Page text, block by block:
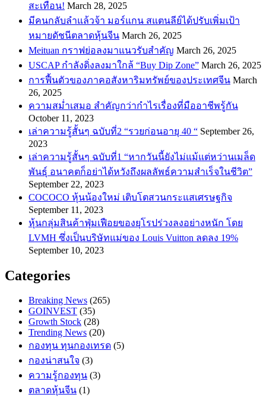
สะเทือน! March 28, 2025
​มีคนกลับลำแล้วจ้า มอร์แกน สแตนลีย์ได้ปรับเพิ่มเป้า
หมายดัชนีตลาดหุ้นจีน March 26, 2025
Meituan กราฟย่อลงมาแนวรับสำคัญ March 26, 2025
USCAP กำลังดิ่งลงมาใกล้ “Buy Dip Zone” March 26, 2025
การฟื้นตัวของภาคอสังหาริมทรัพย์ของประเทศจีน March
26, 2025
ความสม่ำเสมอ สำคัญกว่ากำไรเรื่องที่มืออาชีพรู้กัน
October 11, 2023
เล่าความรู้สั้นๆ ฉบับที่2 “รวยก่อนอายุ 40 “ September 26,
2023
เล่าความรู้สั้นๆ ฉบับที่1 “หากวันนี้ยังไม่แม้แต่หว่านเมล็ด
พันธ์ุ อนาคตก็อย่าได้หวังถึงผลลัพธ์ความสำเร็จในชีวิต”
September 22, 2023
COCOCO หุ้นน้องใหม่ เติบโตสวนกระแสเศรษฐกิจ
September 11, 2023
หุ้นกลุ่มสินค้าฟุ่มเฟือยของยุโรปร่วงลงอย่างหนัก โดย
LVMH ซึ่งเป็นบริษัทแม่ของ Louis Vuitton ลดลง 19%
September 10, 2023
Categories
Breaking News (265)
GOINVEST (35)
Growth Stock (28)
Trending News (20)
กองทุน ทุนกองเทรด (5)
กองน่าสนใจ (3)
ความรู้กองทุน (3)
ตลาดหุ้นจีน (1)